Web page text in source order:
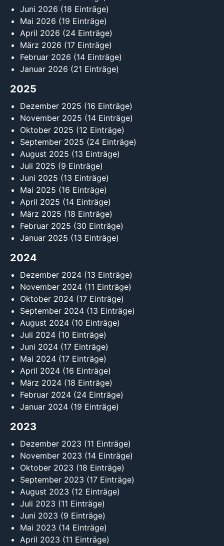
Juni 2026 (18 Einträge)
Mai 2026 (19 Einträge)
April 2026 (24 Einträge)
März 2026 (17 Einträge)
Februar 2026 (14 Einträge)
Januar 2026 (21 Einträge)
2025
Dezember 2025 (16 Einträge)
November 2025 (14 Einträge)
Oktober 2025 (12 Einträge)
September 2025 (24 Einträge)
August 2025 (13 Einträge)
Juli 2025 (9 Einträge)
Juni 2025 (13 Einträge)
Mai 2025 (16 Einträge)
April 2025 (14 Einträge)
März 2025 (18 Einträge)
Februar 2025 (30 Einträge)
Januar 2025 (13 Einträge)
2024
Dezember 2024 (13 Einträge)
November 2024 (11 Einträge)
Oktober 2024 (17 Einträge)
September 2024 (13 Einträge)
August 2024 (10 Einträge)
Juli 2024 (10 Einträge)
Juni 2024 (17 Einträge)
Mai 2024 (17 Einträge)
April 2024 (16 Einträge)
März 2024 (18 Einträge)
Februar 2024 (24 Einträge)
Januar 2024 (19 Einträge)
2023
Dezember 2023 (11 Einträge)
November 2023 (14 Einträge)
Oktober 2023 (18 Einträge)
September 2023 (17 Einträge)
August 2023 (12 Einträge)
Juli 2023 (11 Einträge)
Juni 2023 (9 Einträge)
Mai 2023 (14 Einträge)
April 2023 (11 Einträge)